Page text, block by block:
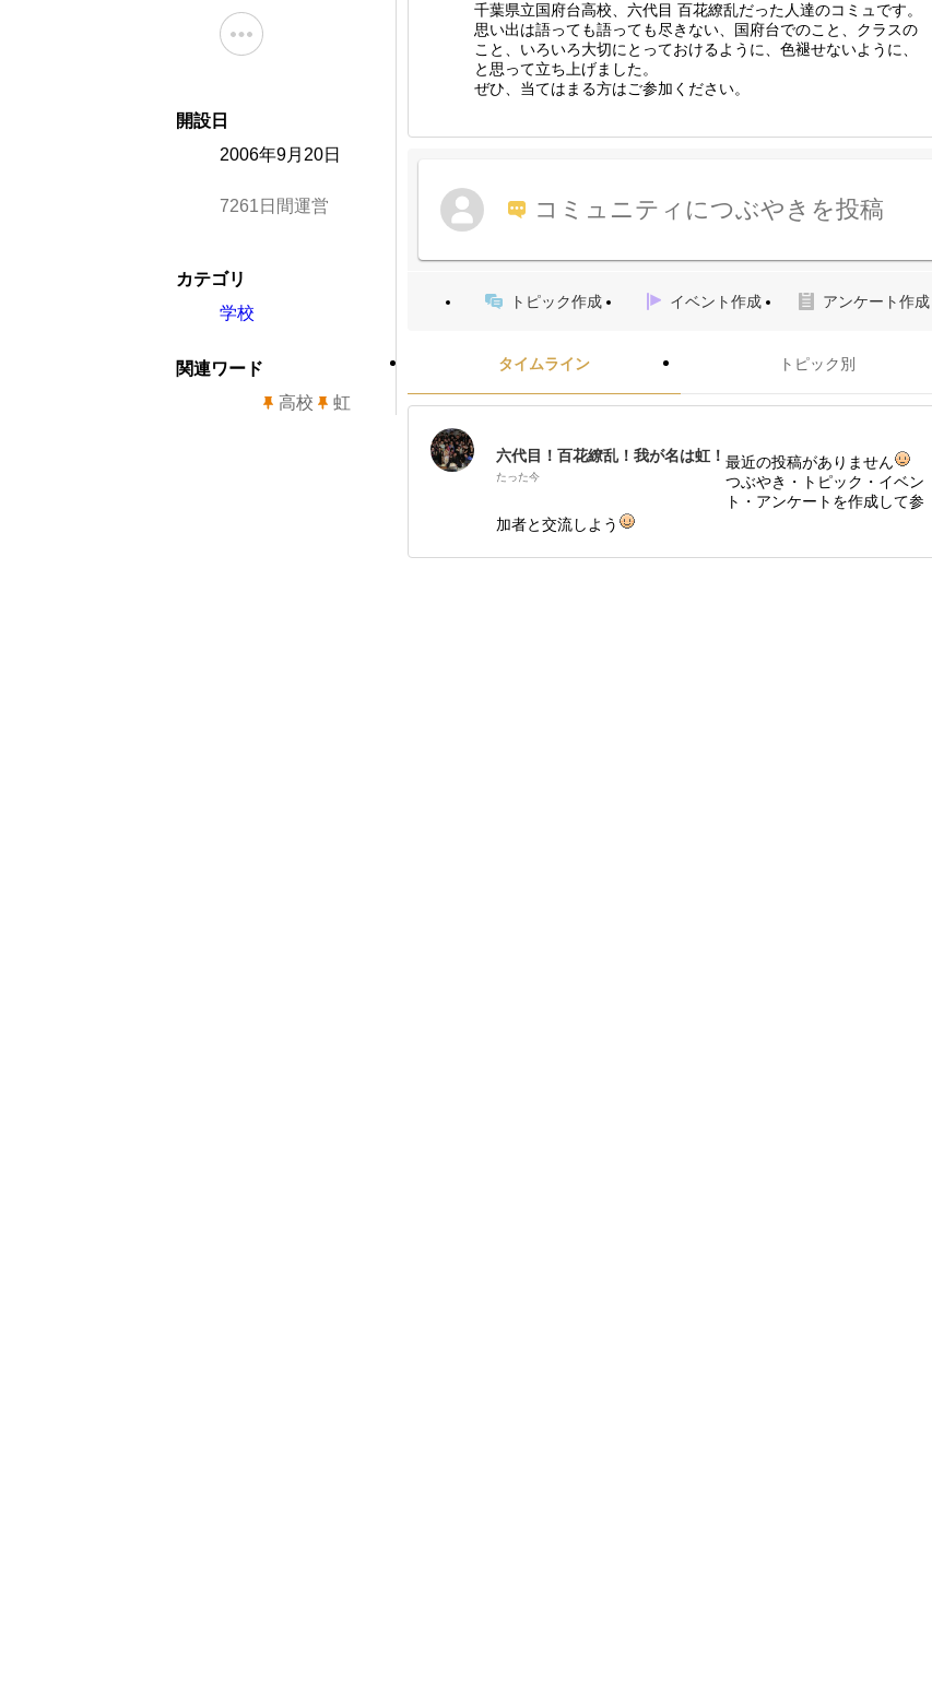
千葉県立国府台高校、六代目 百花繚乱だった人達のコミュです。
思い出は語っても語っても尽きない、国府台でのこと、クラスの
こと、いろいろ大切にとっておけるように、色褪せないように、
と思って立ち上げました。
ぜひ、当てはまる方はご参加ください。
コミュニティにつぶやきを投稿
トピック作成 イベント作成 アンケート作成
タイムライン トピック別
六代目！百花繚乱！我が名は虹！
たった今
最近の投稿がありません
つぶやき・トピック・イベン
ト・アンケートを作成して参
加者と交流しよう
開設日
2006年9月20日
7261日間運営
カテゴリ
学校
関連ワード
高校
虹